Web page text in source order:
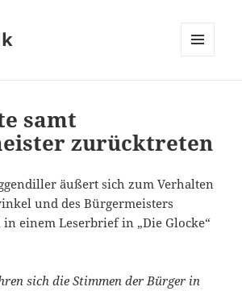
samt
zurücktreten
äußert sich zum Verhalten
und des Bürgermeisters
in einem Leserbrief in „Die Glocke“
sich die Stimmen der Bürger in